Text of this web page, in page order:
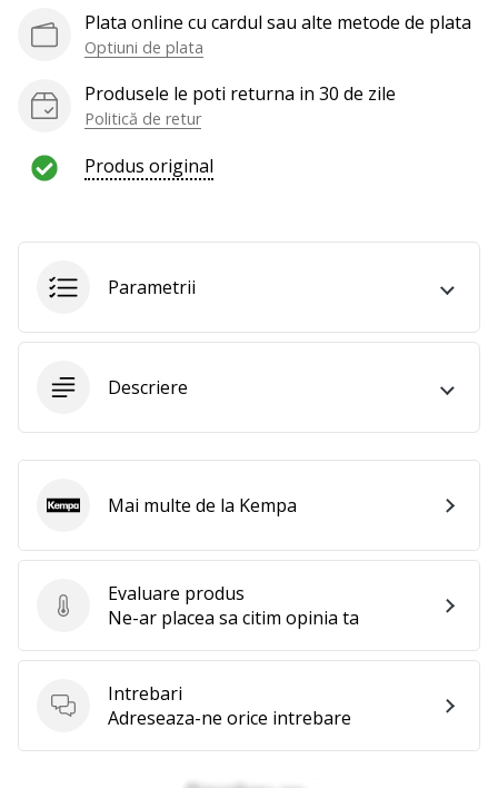
Plata online cu cardul sau alte metode de plata
Optiuni de plata
Produsele le poti returna in 30 de zile
Politică de retur
Produs original
Parametrii
Descriere
Evaluare produs
Evaluare produs
Ne-ar placea sa citim opinia ta
Intrebari
Intrebari
Adreseaza-ne orice intrebare
KempaMai multe de la Kempa